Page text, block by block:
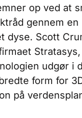
op ved at
gennem en
dyse. Scott
udgør i
form for
på